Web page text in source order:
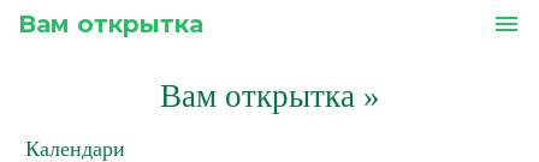
Вам открытка menu
Вам открытка»
Календари